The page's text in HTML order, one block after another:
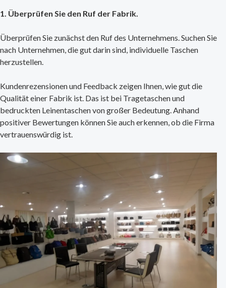
1. Überprüfen Sie den Ruf der Fabrik.
Überprüfen Sie zunächst den Ruf des Unternehmens. Suchen Sie
nach Unternehmen, die gut darin sind, individuelle Taschen
herzustellen.
Kundenrezensionen und Feedback zeigen Ihnen, wie gut die
Qualität einer Fabrik ist. Das ist bei Tragetaschen und
bedruckten Leinentaschen von großer Bedeutung. Anhand
positiver Bewertungen können Sie auch erkennen, ob die Firma
vertrauenswürdig ist.